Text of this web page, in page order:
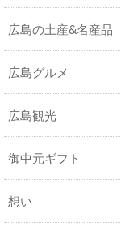
広島の土産&名産品
広島グルメ
広島観光
御中元ギフト
想い